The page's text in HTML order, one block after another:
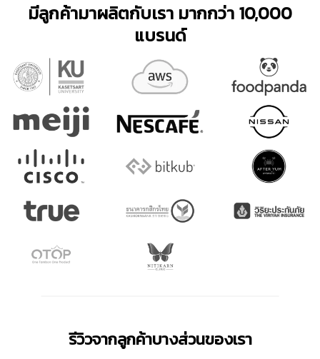
มีลูกค้ามาผลิตกับเรา มากกว่า 10,000
แบรนด์
รีวิวจากลูกค้าบางส่วนของเรา